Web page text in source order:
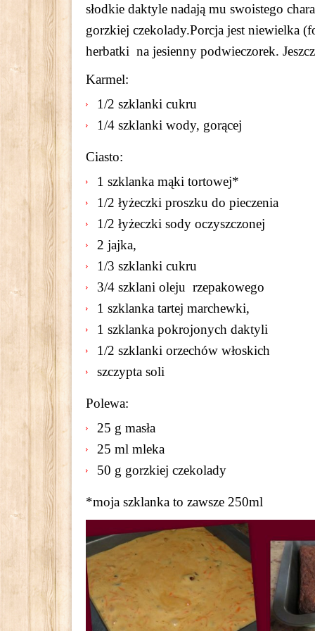
słodkie daktyle nadają mu swoistego
gorzkiej czekolady.Porcja jest niewielka
herbatki na jesienny podwieczorek.
Karmel:
1/2 szklanki cukru
1/4 szklanki wody, gorącej
Ciasto:
1 szklanka mąki tortowej*
1/2 łyżeczki proszku do pieczenia
1/2 łyżeczki sody oczyszczonej
2 jajka,
1/3 szklanki cukru
3/4 szklani oleju rzepakowego
1 szklanka tartej marchewki,
1 szklanka pokrojonych daktyli
1/2 szklanki orzechów włoskich
szczypta soli
Polewa:
25 g masła
25 ml mleka
50 g gorzkiej czekolady
*moja szklanka to zawsze 250ml